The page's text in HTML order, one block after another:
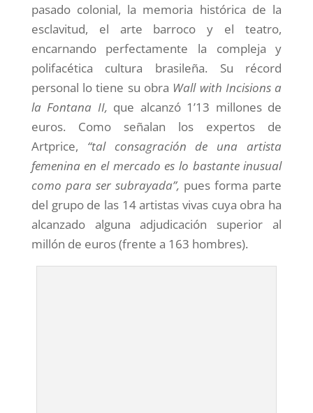
pasado colonial, la memoria histórica de la
esclavitud, el arte barroco y el teatro,
encarnando perfectamente la compleja y
polifacética cultura brasileña. Su récord
personal lo tiene su obra Wall with Incisions a
la Fontana II, que alcanzó 1’13 millones de
euros. Como señalan los expertos de
Artprice, “tal consagración de una artista
femenina en el mercado es lo bastante inusual
como para ser subrayada”, pues forma parte
del grupo de las 14 artistas vivas cuya obra ha
alcanzado alguna adjudicación superior al
millón de euros (frente a 163 hombres).